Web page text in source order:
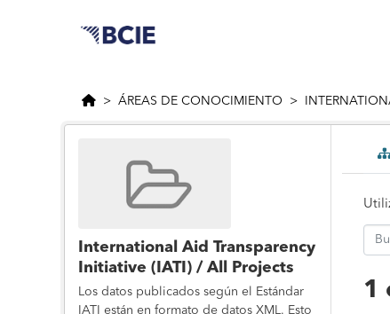
ÁREAS DE CONOCIMIENTO
International Aid Transparency
Initiative (IATI) / All Projects
Los datos publicados según el Estándar
IATI están en formato de datos XML. Esto
1